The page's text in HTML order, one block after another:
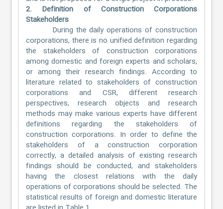
2. Definition of Construction Corporations
Stakeholders
During the daily operations of construction
corporations, there is no unified definition regarding
the stakeholders of construction corporations
among domestic and foreign experts and scholars,
or among their research findings. According to
literature related to stakeholders of construction
corporations and CSR, different research
perspectives, research objects and research
methods may make various experts have different
definitions regarding the stakeholders of
construction corporations. In order to define the
stakeholders of a construction corporation
correctly, a detailed analysis of existing research
findings should be conducted, and stakeholders
having the closest relations with the daily
operations of corporations should be selected. The
statistical results of foreign and domestic literature